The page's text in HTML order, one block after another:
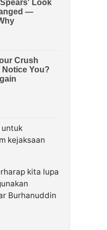
untuk
kejaksaan
kita lupa
Burhanuddin